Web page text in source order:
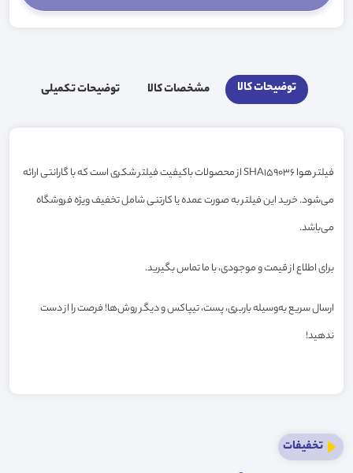
توضیحات کالا مشخصات کالا توضیحات تکمیلی
فیلتر هوا SHA159036 از محصولات باکیفیت فیلتر شکری است که با گارانتی ارائه
می‌شود. خرید این فیلتر به صورت عمده یا کارتنی شامل تخفیف ویژه فروشگاه
می‌باشد.
برای اطلاع از قیمت و موجودی، با ما تماس بگیرید.
ارسال سریع به‌وسیله باربری، پست، تیپاکس و دیگر روش‌ها! فرصت را از دست
ندهید!
تخفیفات